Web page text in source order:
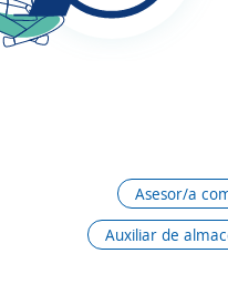
Asesor/a
Auxiliar de